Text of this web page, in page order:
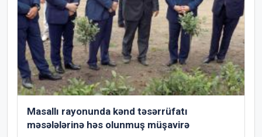
Masallı rayonunda kənd təsərrüfatı
məsələlərinə həs olunmuş müşavirə